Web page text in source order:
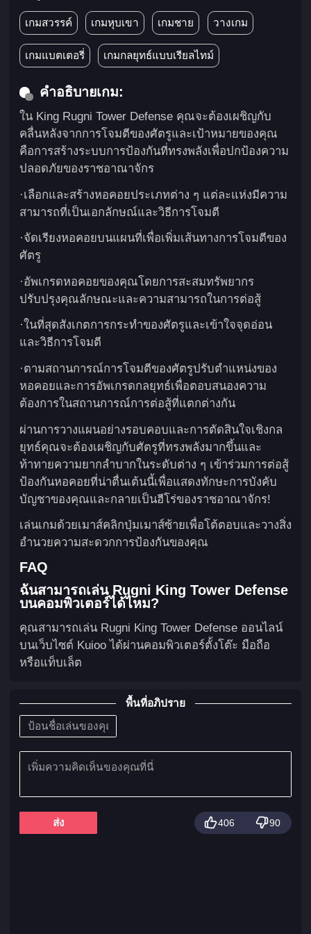
เกมสวรรค์ เกมหุบเขา เกมชาย วางเกม
เกมแบตเตอรี่ เกมกลยุทธ์แบบเรียลไทม์
คำอธิบายเกม:
ใน King Rugni Tower Defense คุณจะต้องเผชิญกับ
คลื่นหลังจากการโจมตีของศัตรูและเป้าหมายของคุณ
คือการสร้างระบบการป้องกันที่ทรงพลังเพื่อปกป้องความ
ปลอดภัยของราชอาณาจักร
·เลือกและสร้างหอคอยประเภทต่าง ๆ แต่ละแห่งมีความ
สามารถที่เป็นเอกลักษณ์และวิธีการโจมตี
·จัดเรียงหอคอยบนแผนที่เพื่อเพิ่มเส้นทางการโจมตีของ
ศัตรู
·อัพเกรดหอคอยของคุณโดยการสะสมทรัพยากร
ปรับปรุงคุณลักษณะและความสามารถในการต่อสู้
·ในที่สุดสังเกตการกระทำของศัตรูและเข้าใจจุดอ่อน
และวิธีการโจมตี
·ตามสถานการณ์การโจมตีของศัตรูปรับตำแหน่งของ
หอคอยและการอัพเกรดกลยุทธ์เพื่อตอบสนองความ
ต้องการในสถานการณ์การต่อสู้ที่แตกต่างกัน
ผ่านการวางแผนอย่างรอบคอบและการตัดสินใจเชิงกล
ยุทธ์คุณจะต้องเผชิญกับศัตรูที่ทรงพลังมากขึ้นและ
ท้าทายความยากลำบากในระดับต่าง ๆ เข้าร่วมการต่อสู้
ป้องกันหอคอยที่น่าตื่นเต้นนี้เพื่อแสดงทักษะการบังคับ
บัญชาของคุณและกลายเป็นฮีโร่ของราชอาณาจักร!
เล่นเกมด้วยเมาส์คลิกปุ่มเมาส์ซ้ายเพื่อโต้ตอบและวางสิ่ง
อำนวยความสะดวกการป้องกันของคุณ
FAQ
ฉันสามารถเล่น Rugni King Tower Defense
บนคอมพิวเตอร์ได้ไหม?
คุณสามารถเล่น Rugni King Tower Defense ออนไลน์
บนเว็บไซต์ Kuioo ได้ผ่านคอมพิวเตอร์ตั้งโต๊ะ มือถือ
หรือแท็บเล็ต
พื้นที่อภิปราย
ส่ง 406 90